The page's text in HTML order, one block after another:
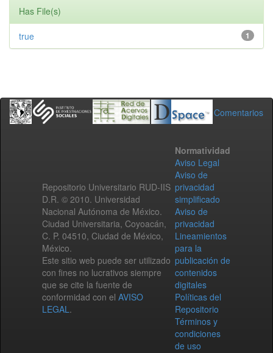
Has File(s)
1
true
Comentarios
Repositorio Universitario RUD-IIS
D.R. © 2010. Universidad
Nacional Autónoma de México.
Ciudad Universitaria, Coyoacán,
C. P. 04510, Ciudad de México,
México.
Este sitio web puede ser utilizado
con fines no lucrativos siempre
que se cite la fuente de
conformidad con el AVISO
LEGAL.
Normatividad
Aviso Legal
Aviso de
privacidad
simplificado
Aviso de
privacidad
Lineamientos
para la
publicación de
contenidos
digitales
Políticas del
Repositorio
Términos y
condiciones
de uso